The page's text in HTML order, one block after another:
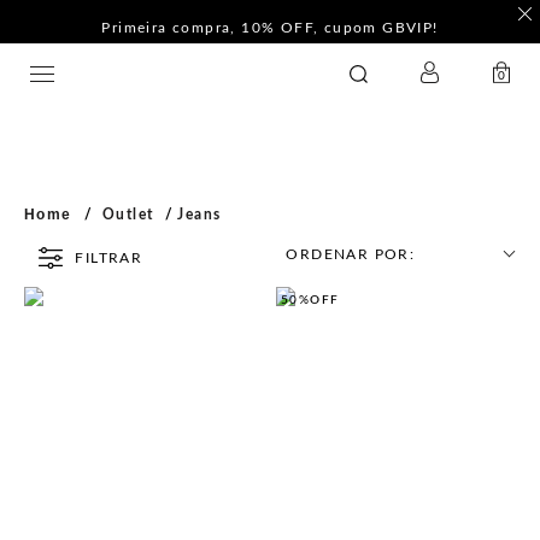
Primeira compra, 10% OFF, cupom GBVIP!
0
Home Outlet Jeans
FILTRAR ORDENAR POR:
50%OFF